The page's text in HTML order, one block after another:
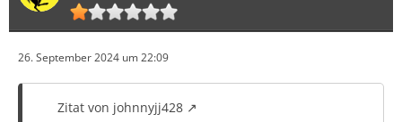
26. September 2024 um 22:09
Zitat von johnnyjj428